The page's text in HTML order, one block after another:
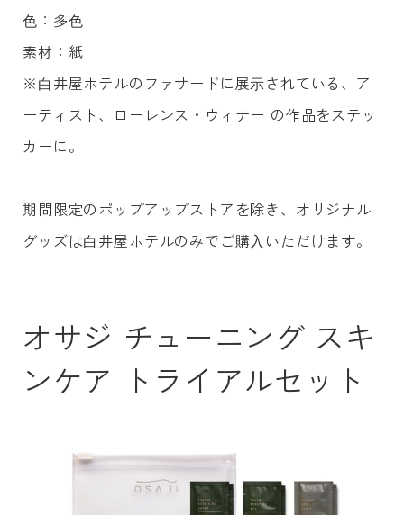
⾊：多⾊
素材：紙
※⽩井屋ホテルのファサードに展⽰されている、ア
ーティスト、ローレンス・ウィナー の作品をステッ
カーに。
期間限定のポップアップストアを除き、オリジナル
グッズは⽩井屋ホテルのみでご購⼊いただけます。
オサジ チューニング スキ
ンケア トライアルセット